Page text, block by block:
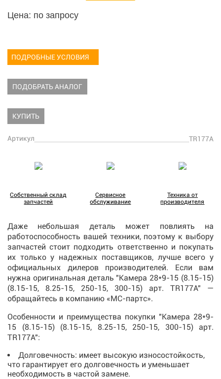
Цена: по запросу
ПОДРОБНЫЕ УСЛОВИЯ
ПОДОБРАТЬ АНАЛОГ
КУПИТЬ
Артикул TR177A
Собственный склад
запчастей
Сервисное
обслуживание
Техника от
производителя
Даже небольшая деталь может повлиять на
работоспособность вашей техники, поэтому к выбору
запчастей стоит подходить ответственно и покупать
их только у надежных поставщиков, лучше всего у
официальных дилеров производителей. Если вам
нужна оригинальная деталь "Камера 28*9-15 (8.15-15)
(8.15-15, 8.25-15, 250-15, 300-15) арт. TR177A" —
обращайтесь в компанию «МС-партс».
Особенности и преимущества покупки "Камера 28*9-
15 (8.15-15) (8.15-15, 8.25-15, 250-15, 300-15) арт.
TR177A":
Долговечность: имеет высокую износостойкость,
что гарантирует его долговечность и уменьшает
необходимость в частой замене.